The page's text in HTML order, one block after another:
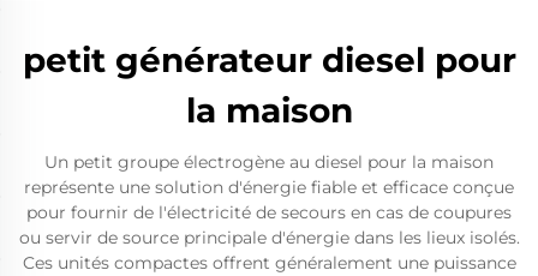
petit générateur diesel pour
la maison
Un petit groupe électrogène au diesel pour la maison
représente une solution d'énergie fiable et efficace conçue
pour fournir de l'électricité de secours en cas de coupures
ou servir de source principale d'énergie dans les lieux isolés.
Ces unités compactes offrent généralement une puissance